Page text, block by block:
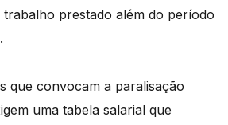
prestado além do período
que convocam a paralisação
uma tabela salarial que